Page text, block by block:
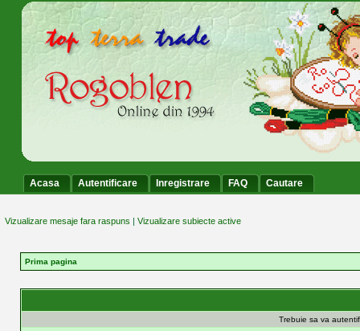
Acasa Autentificare Inregistrare FAQ Cautare
Vizualizare mesaje fara raspuns | Vizualizare subiecte active
Prima pagina
Trebuie sa va